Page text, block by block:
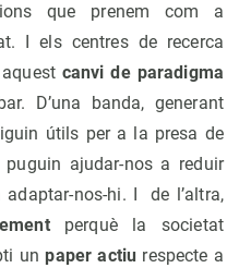
que prenem com a
I els centres de recerca
canvi de paradigma
D’una banda, generant
útils per a la presa de
ajudar-nos a reduir
adaptar-nos-hi. I de l’altra,
perquè la societat
unpaper actiu respecte a